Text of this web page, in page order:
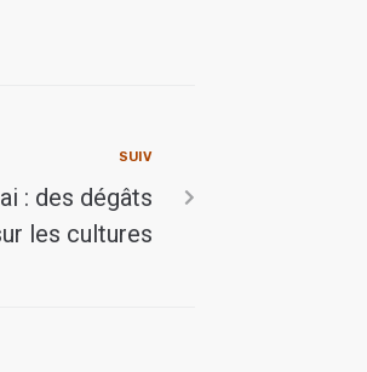
SUIV
: des dégâts
les cultures